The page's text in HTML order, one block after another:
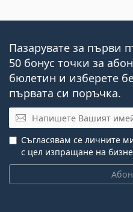
Пазарувате за първи
50 бонус точки за
бюлетин и изберете
първата си поръчка.
Имейл
Съгласявам се личните
с цел изпращане на